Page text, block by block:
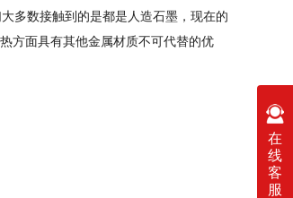
多数接触到的是都是人造石墨，现在的
方面具有其他金属材质不可代替的优
在
线
客
服